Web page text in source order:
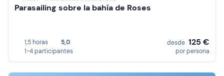
Parasailing sobre la bahía de Roses
1,5 horas
5,0
1-4 participantes
desde 125 €
por persona